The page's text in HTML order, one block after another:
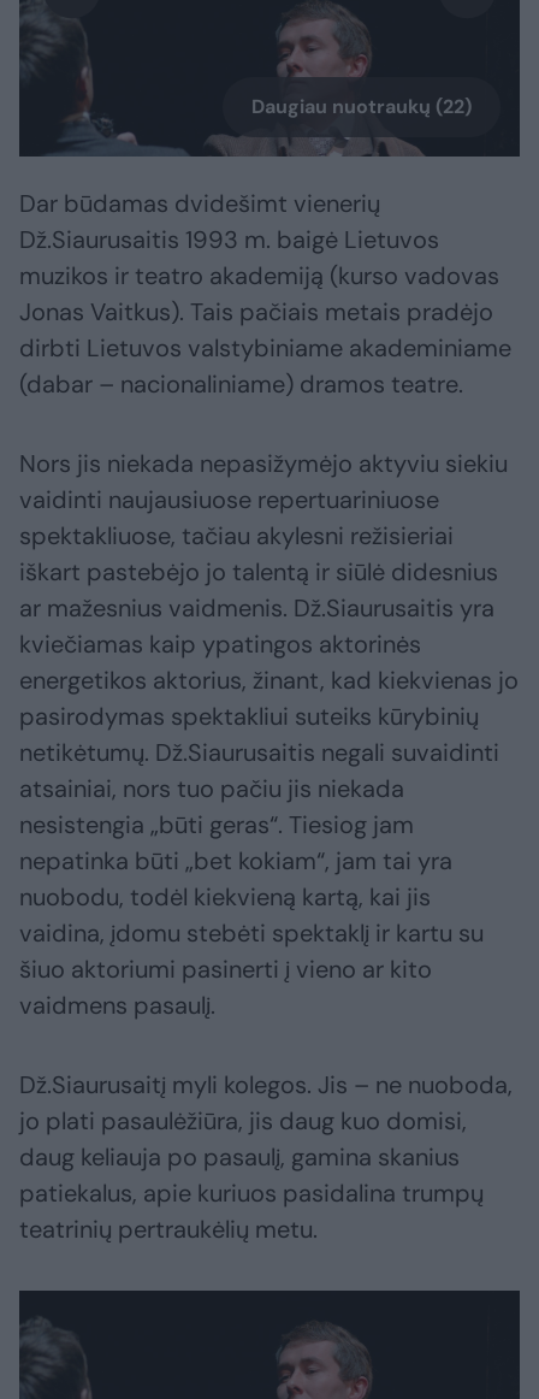
Daugiau nuotraukų (22)
Dar būdamas dvidešimt vienerių
Dž.Siaurusaitis 1993 m. baigė Lietuvos
muzikos ir teatro akademiją (kurso vadovas
Jonas Vaitkus). Tais pačiais metais pradėjo
dirbti Lietuvos valstybiniame akademiniame
(dabar – nacionaliniame) dramos teatre.
Nors jis niekada nepasižymėjo aktyviu siekiu
vaidinti naujausiuose repertuariniuose
spektakliuose, tačiau akylesni režisieriai
iškart pastebėjo jo talentą ir siūlė didesnius
ar mažesnius vaidmenis. Dž.Siaurusaitis yra
kviečiamas kaip ypatingos aktorinės
energetikos aktorius, žinant, kad kiekvienas jo
pasirodymas spektakliui suteiks kūrybinių
netikėtumų. Dž.Siaurusaitis negali suvaidinti
atsainiai, nors tuo pačiu jis niekada
nesistengia „būti geras“. Tiesiog jam
nepatinka būti „bet kokiam“, jam tai yra
nuobodu, todėl kiekvieną kartą, kai jis
vaidina, įdomu stebėti spektaklį ir kartu su
šiuo aktoriumi pasinerti į vieno ar kito
vaidmens pasaulį.
Dž.Siaurusaitį myli kolegos. Jis – ne nuoboda,
jo plati pasaulėžiūra, jis daug kuo domisi,
daug keliauja po pasaulį, gamina skanius
patiekalus, apie kuriuos pasidalina trumpų
teatrinių pertraukėlių metu.